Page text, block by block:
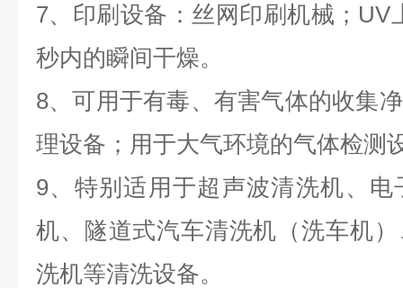
7、印刷设备：丝网印刷机械；UV
秒内的瞬间干燥。
8、可用于有毒、有害气体的收集
理设备；用于大气环境的气体检测
9、特别适用于超声波清洗机、
机、隧道式汽车清洗机（洗车机
洗机等清洗设备。